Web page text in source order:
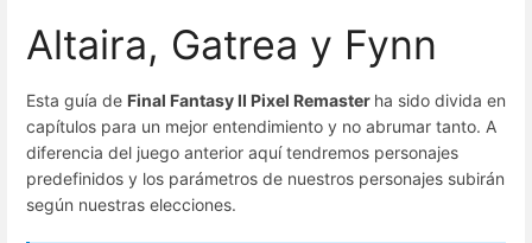
Altaira, Gatrea y Fynn
Esta guía de Final Fantasy II Pixel Remaster ha sido divida en
capítulos para un mejor entendimiento y no abrumar tanto. A
diferencia del juego anterior aquí tendremos personajes
predefinidos y los parámetros de nuestros personajes subirán
según nuestras elecciones.